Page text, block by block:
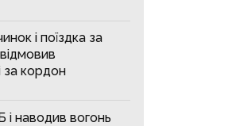
і поїздка за
за кордон
наводив вогонь